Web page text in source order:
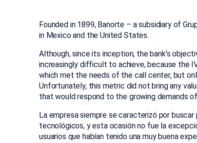
Founded in 1899, Banorte – a subsidiary of
in Mexico and the United States.
Although, since its inception, the bank’s
increasingly difficult to achieve, because the
which met the needs of the call center, but
Unfortunately, this metric did not bring any
that would respond to the growing demands
La empresa siempre se caracterizó por
tecnológicos, y esta ocasión no fue la
usuarios que habían tenido una muy buena